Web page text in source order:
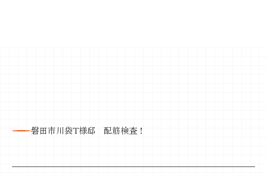
磐田市川袋T様邸 配筋検査！